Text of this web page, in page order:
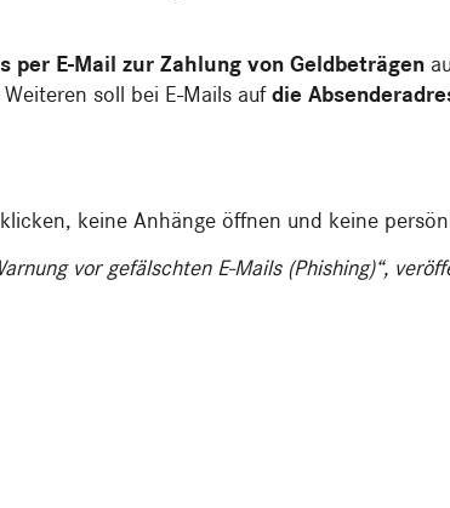
per E-Mail zur Zahlung von Geldbeträgen
Weiteren soll bei E-Mails aufdie
keine Anhänge öffnen und keine
vor gefälschten E-Mails (Phishing)“,